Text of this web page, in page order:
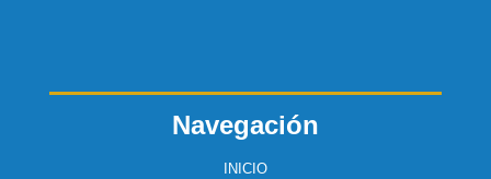
Navegación
INICIO